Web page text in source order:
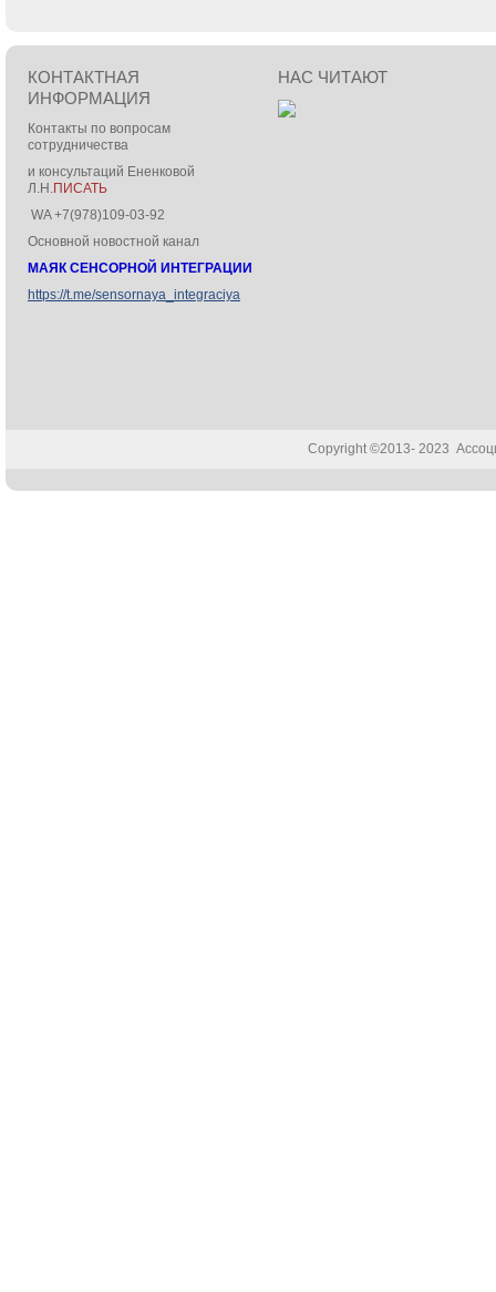
КОНТАКТНАЯ
ИНФОРМАЦИЯ
Контакты по вопросам
сотрудничества
и консультаций Ененковой
Л.Н.ПИСАТЬ
WA +7(978)109-03-92
Основной новостной канал
МАЯК СЕНСОРНОЙ ИНТЕГРАЦИИ
https://t.me/sensornaya_integraciya
НАС ЧИТАЮТ
Copyright ©2013- 2023